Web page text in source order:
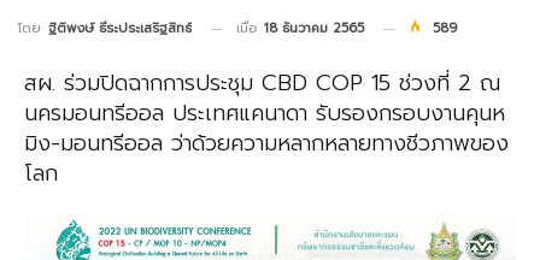
โดย ฐิติพงษ์ ธีระประเสริฐสิทธ์ เมื่อ 18 ธันวาคม 2565 589
สผ. ร่วมปิดฉากการประชุม CBD COP 15 ช่วงที่ 2 ณ
นครมอนทรีออล ประเทศแคนาดา รับรองกรอบงานคุนห
มิง-มอนทรีออล ว่าด้วยความหลากหลายทางชีวภาพของ
โลก